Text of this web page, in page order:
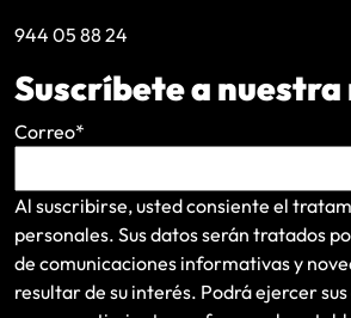
944 05 88 24
Suscríbete a
Correo*
Al suscribirse, usted consiente el
personales. Sus datos serán tratados
de comunicaciones informativas y
resultar de su interés. Podrá ejercer